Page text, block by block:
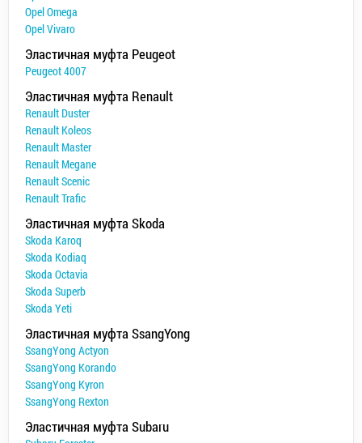
Opel Omega
Opel Vivaro
Эластичная муфта Peugeot
Peugeot 4007
Эластичная муфта Renault
Renault Duster
Renault Koleos
Renault Master
Renault Megane
Renault Scenic
Renault Trafic
Эластичная муфта Skoda
Skoda Karoq
Skoda Kodiaq
Skoda Octavia
Skoda Superb
Skoda Yeti
Эластичная муфта SsangYong
SsangYong Actyon
SsangYong Korando
SsangYong Kyron
SsangYong Rexton
Эластичная муфта Subaru